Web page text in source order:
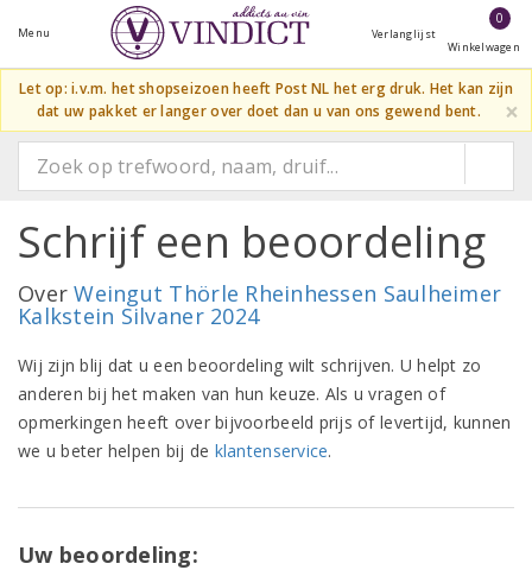
Menu Verlanglijst
0
Winkelwagen
Let op: i.v.m. het shopseizoen heeft Post NL het erg druk. Het kan zijn
dat uw pakket er langer over doet dan u van ons gewend bent.
×
Schrijf een beoordeling
OverWeingut Thörle Rheinhessen Saulheimer
Kalkstein Silvaner 2024
Wij zijn blij dat u een beoordeling wilt schrijven. U helpt zo
anderen bij het maken van hun keuze. Als u vragen of
opmerkingen heeft over bijvoorbeeld prijs of levertijd, kunnen
we u beter helpen bij de klantenservice.
Uw beoordeling: